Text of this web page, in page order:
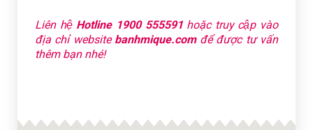
Liên hệ Hotline 1900 555591hoặc truy cập vào
địa chỉ website banhmique.comđể được tư vấn
thêm bạn nhé!